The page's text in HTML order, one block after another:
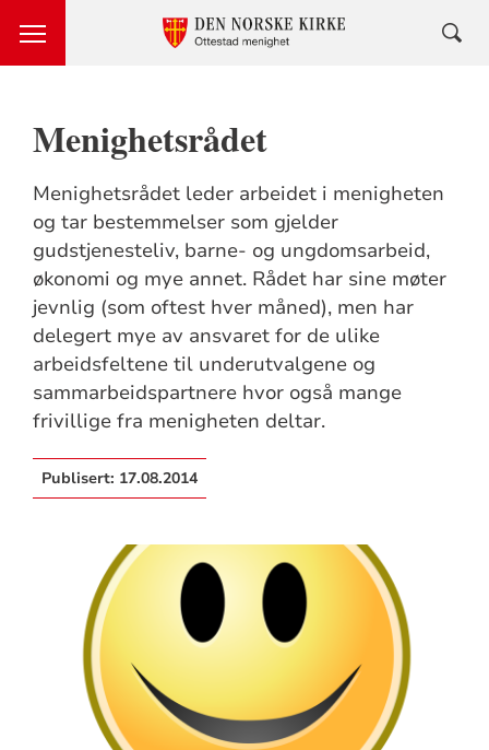
Menighetsrådet
Menighetsrådet leder arbeidet i menigheten
og tar bestemmelser som gjelder
gudstjenesteliv, barne- og ungdomsarbeid,
økonomi og mye annet. Rådet har sine møter
jevnlig (som oftest hver måned), men har
delegert mye av ansvaret for de ulike
arbeidsfeltene til underutvalgene og
sammarbeidspartnere hvor også mange
frivillige fra menigheten deltar.
Publisert: 17.08.2014